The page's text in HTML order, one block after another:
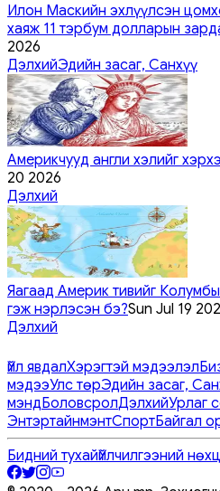
Илон Маскийн эхлүүлсэн
хаяж 11 тэрбум долларын
2026
ДэлхийЭдийн засаг, Санхүү
Америкчууд англи хэлийг
20 2026
Дэлхий
Яагаад Америк тивийг
гэж нэрлэсэн бэ?Sun Jul 19
Дэлхий
Үйл явдалХэрэгтэй мэдээлэл
мэдээУлс төрЭдийн засаг,
мэндБоловсролДэлхийУрлаг
ЭнтэртайнмэнтСпортБайгал
Бидний тухайҮйлчилгээний